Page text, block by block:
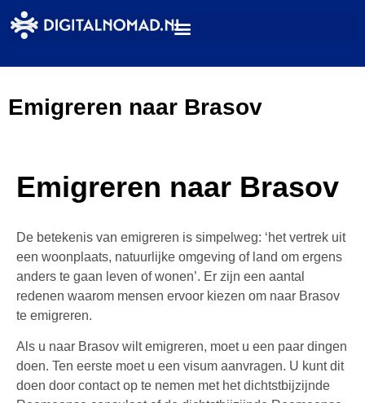
Emigreren naar Brasov
Emigreren naar Brasov
De betekenis van emigreren is simpelweg: ‘het vertrek uit
een woonplaats, natuurlijke omgeving of land om ergens
anders te gaan leven of wonen’. Er zijn een aantal
redenen waarom mensen ervoor kiezen om naar Brasov
te emigreren.
Als u naar Brasov wilt emigreren, moet u een paar dingen
doen. Ten eerste moet u een visum aanvragen. U kunt dit
doen door contact op te nemen met het dichtstbijzijnde